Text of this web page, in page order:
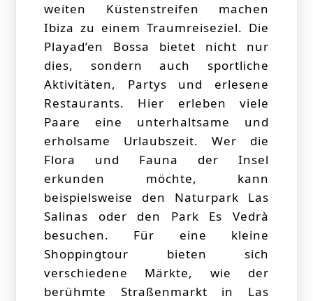
weiten Küstenstreifen machen
Ibiza zu einem Traumreiseziel. Die
Playad’en Bossa bietet nicht nur
dies, sondern auch sportliche
Aktivitäten, Partys und erlesene
Restaurants. Hier erleben viele
Paare eine unterhaltsame und
erholsame Urlaubszeit. Wer die
Flora und Fauna der Insel
erkunden möchte, kann
beispielsweise den Naturpark Las
Salinas oder den Park Es Vedrà
besuchen. Für eine kleine
Shoppingtour bieten sich
verschiedene Märkte, wie der
berühmte Straßenmarkt in Las